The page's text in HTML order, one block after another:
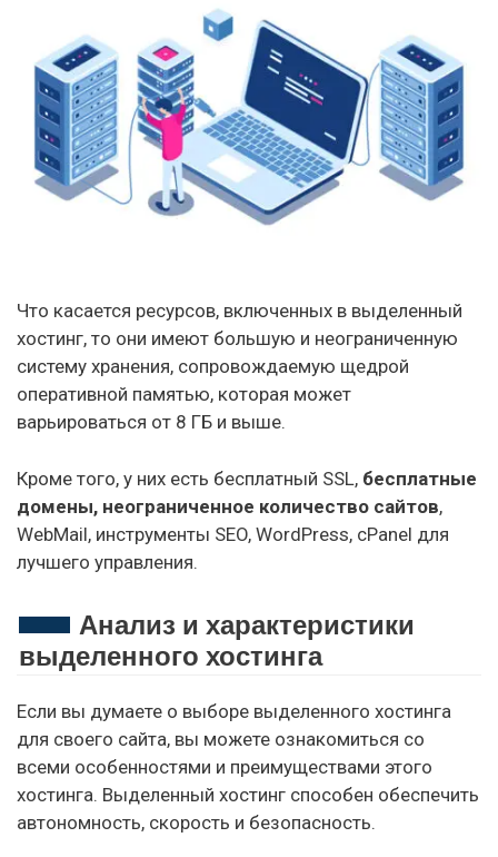
Что касается ресурсов, включенных в выделенный
хостинг, то они имеют большую и неограниченную
систему хранения, сопровождаемую щедрой
оперативной памятью, которая может
варьироваться от 8 ГБ и выше.
Кроме того, у них есть бесплатный SSL, бесплатные
домены, неограниченное количество сайтов,
WebMail, инструменты SEO, WordPress, cPanel для
лучшего управления.
Анализ и характеристики
выделенного хостинга
Если вы думаете о выборе выделенного хостинга
для своего сайта, вы можете ознакомиться со
всеми особенностями и преимуществами этого
хостинга. Выделенный хостинг способен обеспечить
автономность, скорость и безопасность.